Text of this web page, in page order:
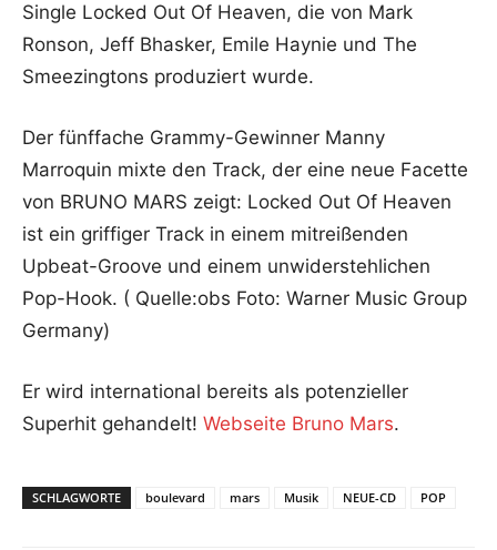
Single Locked Out Of Heaven, die von Mark
Ronson, Jeff Bhasker, Emile Haynie und The
Smeezingtons produziert wurde.
Der fünffache Grammy-Gewinner Manny
Marroquin mixte den Track, der eine neue Facette
von BRUNO MARS zeigt: Locked Out Of Heaven
ist ein griffiger Track in einem mitreißenden
Upbeat-Groove und einem unwiderstehlichen
Pop-Hook. ( Quelle:obs Foto: Warner Music Group
Germany)
Er wird international bereits als potenzieller
Superhit gehandelt! Webseite Bruno Mars.
SCHLAGWORTE boulevard mars Musik NEUE-CD POP